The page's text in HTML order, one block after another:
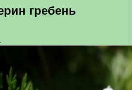
гребень